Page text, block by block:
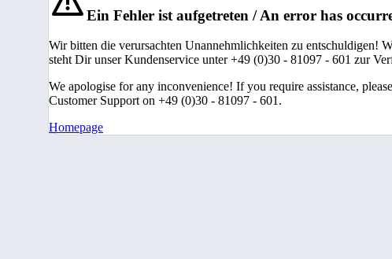
Ein Fehler ist aufgetreten / An error has
Wir bitten die verursachten Unannehmlichkeiten zu entschuldigen!
steht Dir unser Kundenservice unter +49 (0)30 - 81097 - 601 zur
We apologise for any inconvenience! If you require assistance,
Customer Support on +49 (0)30 - 81097 - 601.
Homepage